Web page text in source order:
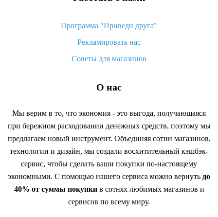
Программа "Приведи друга"
Рекламировать нас
Советы для магазинов
О нас
Мы верим в то, что экономия - это выгода, получающаяся
при бережном расходовании денежных средств, поэтому мы
предлагаем новый инструмент. Объединяя сотни магазинов,
технологии и дизайн, мы создали восхитительный кэшбэк-
сервис, чтобы сделать ваши покупки по-настоящему
экономными. С помощью нашего сервиса можно вернуть до
40% от суммы покупкив сотнях любимых магазинов и
сервисов по всему миру.